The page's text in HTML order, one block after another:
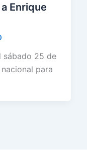
Enrique
sábado 25 de
para